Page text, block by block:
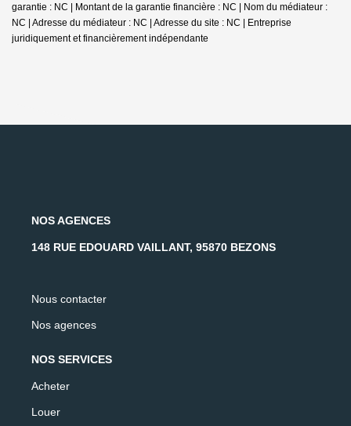
garantie : NC | Montant de la garantie financière : NC | Nom du médiateur :
NC | Adresse du médiateur : NC | Adresse du site : NC | Entreprise
juridiquement et financièrement indépendante
NOS AGENCES
148 RUE EDOUARD VAILLANT, 95870 BEZONS
Nous contacter
Nos agences
NOS SERVICES
Acheter
Louer